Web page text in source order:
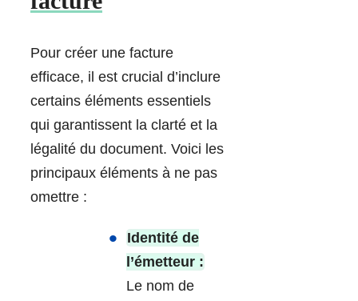
Pour créer une facture
efficace, il est crucial d’inclure
certains éléments essentiels
qui garantissent la clarté et la
légalité du document. Voici les
principaux éléments à ne pas
omettre :
Identité de
l’émetteur :
Le nom de